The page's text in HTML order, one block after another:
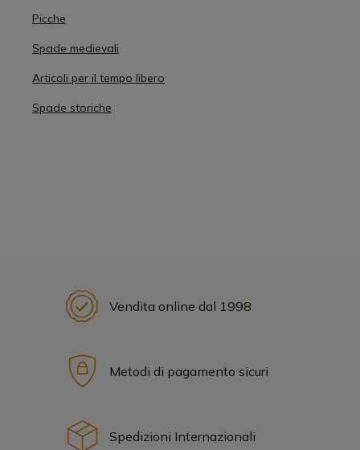
Picche
Spade medievali
Articoli per il tempo libero
Spade storiche
Vendita online dal 1998
Metodi di pagamento sicuri
Spedizioni Internazionali